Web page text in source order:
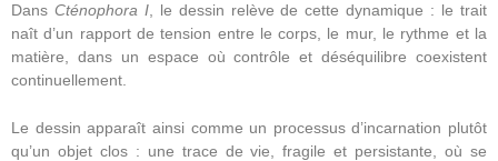
Dans Cténophora I, le dessin relève de cette dynamique : le trait
naît d’un rapport de tension entre le corps, le mur, le rythme et la
matière, dans un espace où contrôle et déséquilibre coexistent
continuellement.
Le dessin apparaît ainsi comme un processus d’incarnation plutôt
qu’un objet clos : une trace de vie, fragile et persistante, où se